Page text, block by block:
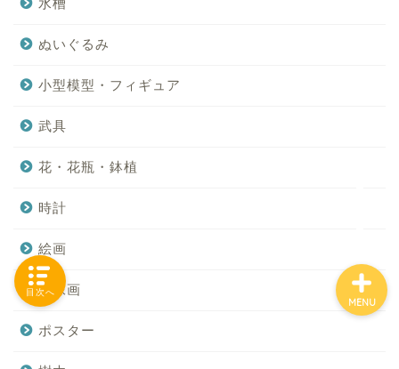
水槽
ぬいぐるみ
小型模型・フィギュア
武具
花・花瓶・鉢植
時計
絵画
肖像画
ポスター
MENU
目次へ